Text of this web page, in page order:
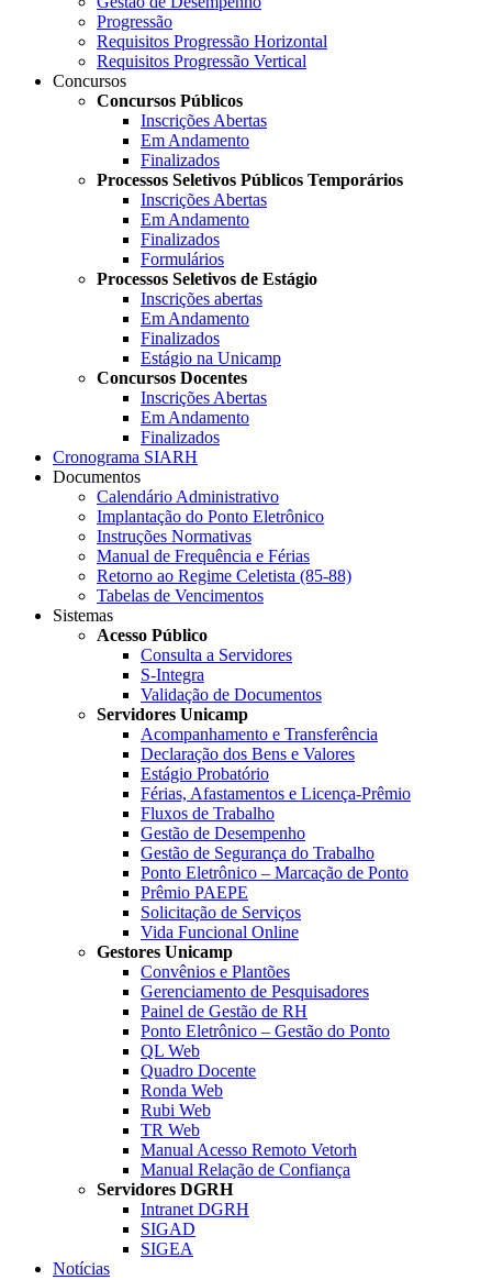
Progressão
Requisitos Progressão Horizontal
Requisitos Progressão Vertical
Concursos
Concursos Públicos
Inscrições Abertas
Em Andamento
Finalizados
Processos Seletivos Públicos Temporários
Inscrições Abertas
Em Andamento
Finalizados
Formulários
Processos Seletivos de Estágio
Inscrições abertas
Em Andamento
Finalizados
Estágio na Unicamp
Concursos Docentes
Inscrições Abertas
Em Andamento
Finalizados
Cronograma SIARH
Documentos
Calendário Administrativo
Implantação do Ponto Eletrônico
Instruções Normativas
Manual de Frequência e Férias
Retorno ao Regime Celetista (85-88)
Tabelas de Vencimentos
Sistemas
Acesso Público
Consulta a Servidores
S-Integra
Validação de Documentos
Servidores Unicamp
Acompanhamento e Transferência
Declaração dos Bens e Valores
Estágio Probatório
Férias, Afastamentos e Licença-Prêmio
Fluxos de Trabalho
Gestão de Desempenho
Gestão de Segurança do Trabalho
Ponto Eletrônico – Marcação de Ponto
Prêmio PAEPE
Solicitação de Serviços
Vida Funcional Online
Gestores Unicamp
Convênios e Plantões
Gerenciamento de Pesquisadores
Painel de Gestão de RH
Ponto Eletrônico – Gestão do Ponto
QL Web
Quadro Docente
Ronda Web
Rubi Web
TR Web
Manual Acesso Remoto Vetorh
Manual Relação de Confiança
Servidores DGRH
Intranet DGRH
SIGAD
SIGEA
Notícias